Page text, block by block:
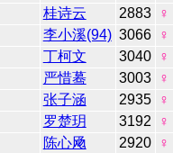
桂诗云 2883
♀
李小溪(94) 3066
♀
丁柯文 3040
♀
严惜蓦 3003
♀
张子涵 2935
♀
罗楚玥 3192 ♀
陈心飏 2920
♀